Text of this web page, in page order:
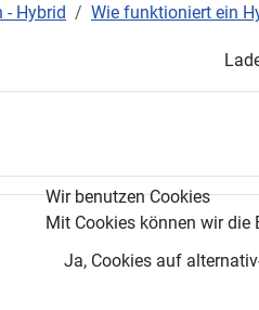
- Hybrid Wie funktioniert ein
Wir benutzen Cookies
Mit Cookies können wir
Ja, Cookies auf